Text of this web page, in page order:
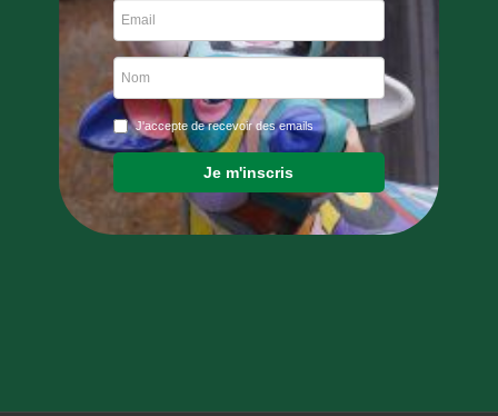
J'accepte de recevoir des emails
Je m'inscris